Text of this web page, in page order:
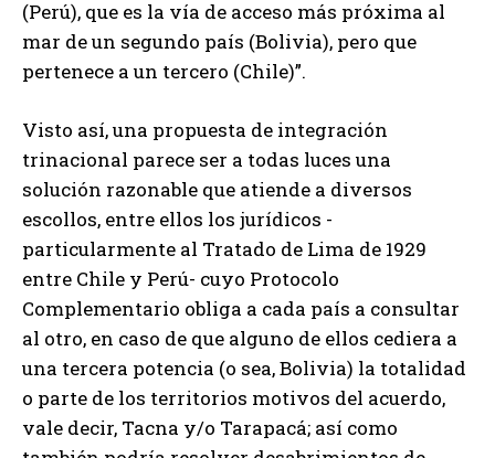
(Perú), que es la vía de acceso más próxima al
mar de un segundo país (Bolivia), pero que
pertenece a un tercero (Chile)”.
Visto así, una propuesta de integración
trinacional parece ser a todas luces una
solución razonable que atiende a diversos
escollos, entre ellos los jurídicos -
particularmente al Tratado de Lima de 1929
entre Chile y Perú- cuyo Protocolo
Complementario obliga a cada país a consultar
al otro, en caso de que alguno de ellos cediera a
una tercera potencia (o sea, Bolivia) la totalidad
o parte de los territorios motivos del acuerdo,
vale decir, Tacna y/o Tarapacá; así como